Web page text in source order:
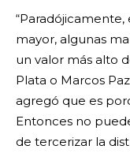
mayor, algunas
un valor más alto
Plata o Marcos
agregó que es
Entonces no
de tercerizar la